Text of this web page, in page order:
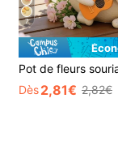
7
Dès2,81€ 2,82€